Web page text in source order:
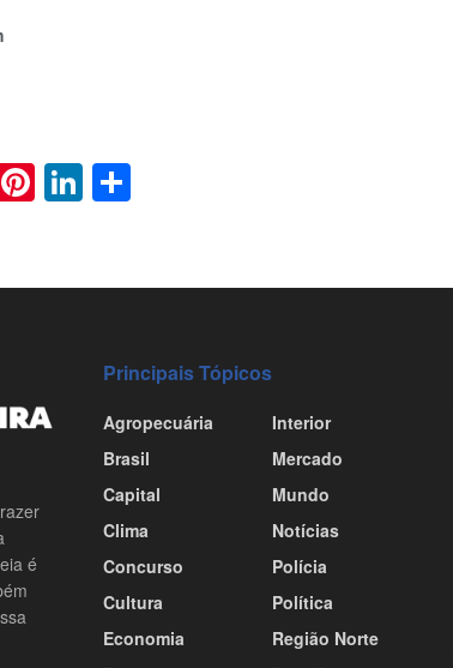
Pinterest
LinkedIn
é
Principais Tópicos
Agropecuária
Brasil
Capital
Clima
Concurso
Cultura
Economia
Interior
Mercado
Mundo
Notícias
Polícia
Política
Região Norte